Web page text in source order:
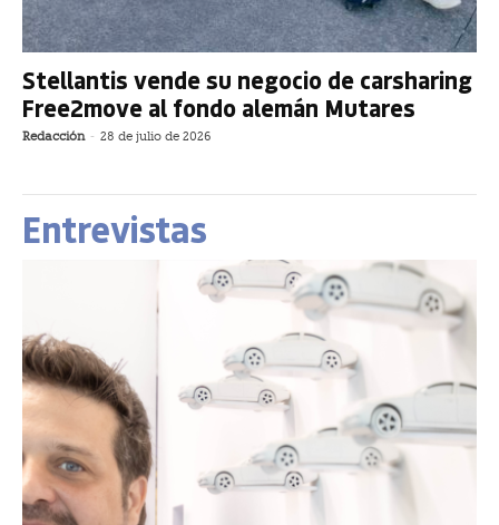
Stellantis vende su negocio de carsharing
Free2move al fondo alemán Mutares
Redacción - 28 de julio de 2026
Entrevistas